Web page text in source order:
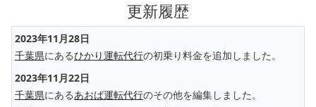
更新履歴
2023年11月28日
千葉県にあるひかり運転代行の初乗り料金を追加しました。
2023年11月22日
千葉県にあるあおば運転代行のその他を編集しました。